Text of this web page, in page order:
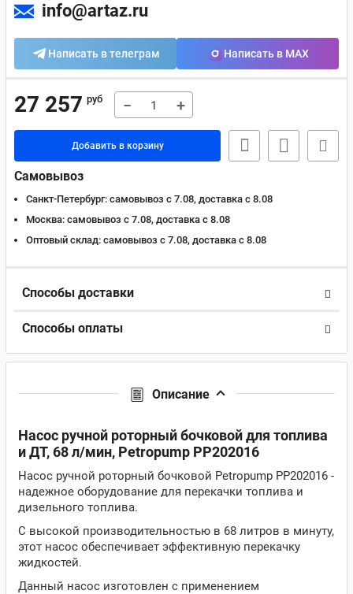
info@artaz.ru
Написать в телеграм Написать в MAX
27 257 руб − +
Добавить в корзину
Самовывоз
Санкт-Петербург: самовывоз с 7.08, доставка c 8.08
Москва: самовывоз с 7.08, доставка c 8.08
Оптовый склад: самовывоз с 7.08, доставка c 8.08
Способы доставки
Способы оплаты
Описание
Насос ручной роторный бочковой для топлива
и ДТ, 68 л/мин, Petropump PP202016
Насос ручной роторный бочковой Petropump PP202016 -
надежное оборудование для перекачки топлива и
дизельного топлива.
С высокой производительностью в 68 литров в минуту,
этот насос обеспечивает эффективную перекачку
жидкостей.
Данный насос изготовлен с применением